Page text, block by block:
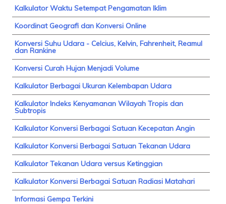
Kalkulator Waktu Setempat Pengamatan Iklim
Koordinat Geografi dan Konversi Online
Konversi Suhu Udara - Celcius, Kelvin, Fahrenheit, Reamul
dan Rankine
Konversi Curah Hujan Menjadi Volume
Kalkulator Berbagai Ukuran Kelembapan Udara
Kalkulator Indeks Kenyamanan Wilayah Tropis dan
Subtropis
Kalkulator Konversi Berbagai Satuan Kecepatan Angin
Kalkulator Konversi Berbagai Satuan Tekanan Udara
Kalkulator Tekanan Udara versus Ketinggian
Kalkulator Konversi Berbagai Satuan Radiasi Matahari
Informasi Gempa Terkini